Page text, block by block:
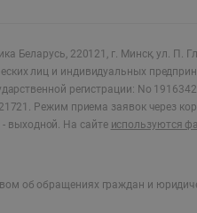
Беларусь, 220121, г. Минск, ул. П.
лиц и индивидуальных
регистрации: No
Режим приема заявок через
выходной. На сайте используются
об обращениях граждан и